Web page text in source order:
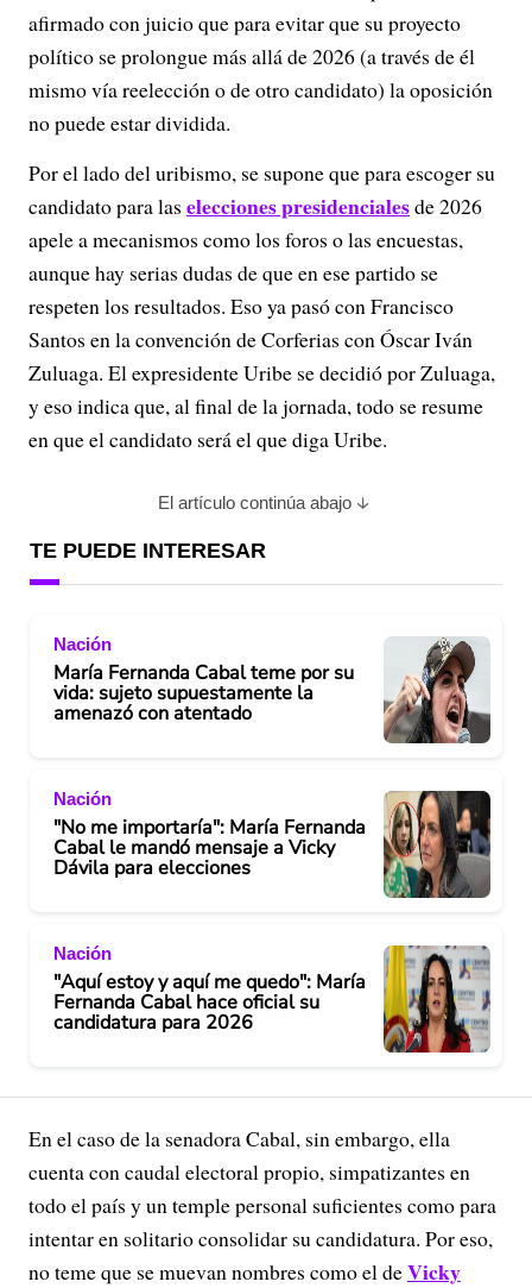
afirmado con juicio que para evitar que su proyecto
político se prolongue más allá de 2026 (a través de él
mismo vía reelección o de otro candidato) la oposición
no puede estar dividida.
Por el lado del uribismo, se supone que para escoger su
candidato para las elecciones presidencialesde 2026
apele a mecanismos como los foros o las encuestas,
aunque hay serias dudas de que en ese partido se
respeten los resultados. Eso ya pasó con Francisco
Santos en la convención de Corferias con Óscar Iván
Zuluaga. El expresidente Uribe se decidió por Zuluaga,
y eso indica que, al final de la jornada, todo se resume
en que el candidato será el que diga Uribe.
El artículo continúa abajo
TE PUEDE INTERESAR
Nación
María Fernanda Cabal teme por su
vida: sujeto supuestamente la
amenazó con atentado
Nación
"No me importaría": María Fernanda
Cabal le mandó mensaje a Vicky
Dávila para elecciones
Nación
"Aquí estoy y aquí me quedo": María
Fernanda Cabal hace oficial su
candidatura para 2026
En el caso de la senadora Cabal, sin embargo, ella
cuenta con caudal electoral propio, simpatizantes en
todo el país y un temple personal suficientes como para
intentar en solitario consolidar su candidatura. Por eso,
no teme que se muevan nombres como el deVicky